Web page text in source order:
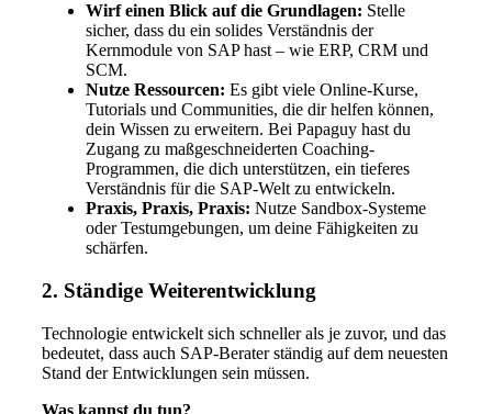
Wirf einen Blick auf die Grundlagen: Stelle
sicher, dass du ein solides Verständnis der
Kernmodule von SAP hast – wie ERP, CRM und
SCM.
Nutze Ressourcen: Es gibt viele Online-Kurse,
Tutorials und Communities, die dir helfen können,
dein Wissen zu erweitern. Bei Papaguy hast du
Zugang zu maßgeschneiderten Coaching-
Programmen, die dich unterstützen, ein tieferes
Verständnis für die SAP-Welt zu entwickeln.
Praxis, Praxis, Praxis: Nutze Sandbox-Systeme
oder Testumgebungen, um deine Fähigkeiten zu
schärfen.
2. Ständige Weiterentwicklung
Technologie entwickelt sich schneller als je zuvor, und das
bedeutet, dass auch SAP-Berater ständig auf dem neuesten
Stand der Entwicklungen sein müssen.
Was kannst du tun?